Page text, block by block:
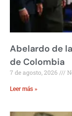
Abelardo de
de Colombia
7 de agosto, 2026
Leer más »